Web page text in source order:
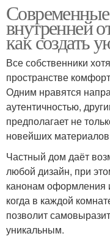
внутренней
как создать
Все собственники
пространстве
Одним нравятся
аутентичностью,
предполагает не
новейших материалов
Частный дом даёт
любой дизайн, при
канонам оформления
когда в каждой
позволит
уникальным.